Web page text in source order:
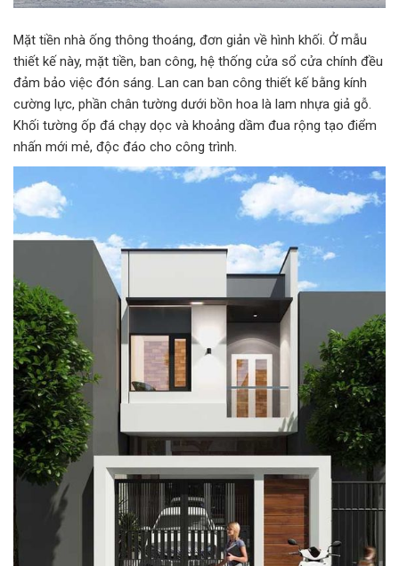
Mặt tiền nhà ống thông thoáng, đơn giản về hình khối. Ở mẫu
thiết kế này, mặt tiền, ban công, hệ thống cửa sổ cửa chính đều
đảm bảo việc đón sáng. Lan can ban công thiết kế bằng kính
cường lực, phần chân tường dưới bồn hoa là lam nhựa giả gỗ.
Khối tường ốp đá chạy dọc và khoảng dầm đua rộng tạo điểm
nhấn mới mẻ, độc đáo cho công trình.